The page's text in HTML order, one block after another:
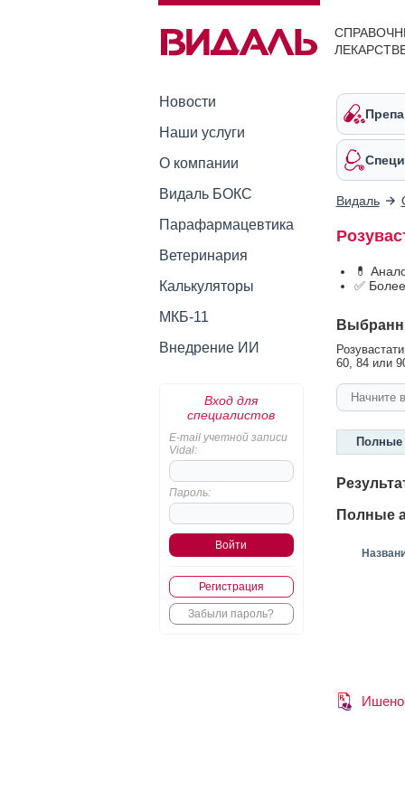
Новости
Наши услуги
О компании
Видаль БОКС
Парафармацевтика
Ветеринария
Калькуляторы
МКБ-11
Внедрение ИИ
Вход для
специалистов
E-mail учетной записи
Vidal:
Пароль:
Регистрация
Забыли пароль?
Видаль
💊
✅
60, 84 или
Полные
Полные